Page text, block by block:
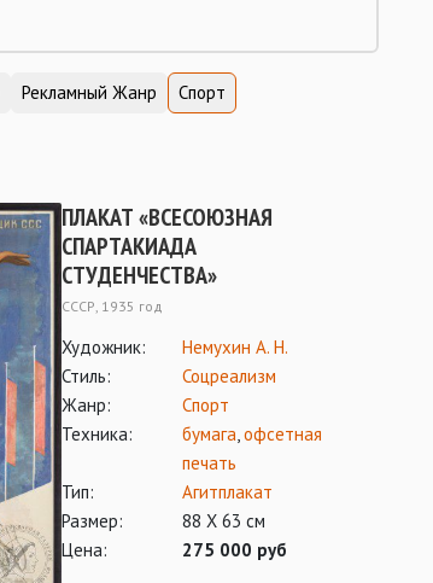
Рекламный Жанр
Спорт
ПЛАКАТ «ВСЕСОЮЗНАЯ
СПАРТАКИАДА
СТУДЕНЧЕСТВА»
СССР, 1935 год
Художник:
Немухин А. Н.
Стиль:
Соцреализм
Жанр:
Спорт
Техника:
бумага,офсетная
печать
Тип:
Агитплакат
Размер:
88 Х 63 см
Цена:
275 000 руб